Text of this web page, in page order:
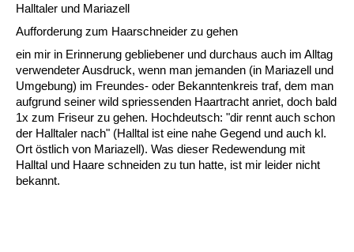
Halltaler und Mariazell
Aufforderung zum Haarschneider zu gehen
ein mir in Erinnerung gebliebener und durchaus auch im Alltag
verwendeter Ausdruck, wenn man jemanden (in Mariazell und
Umgebung) im Freundes- oder Bekanntenkreis traf, dem man
aufgrund seiner wild spriessenden Haartracht anriet, doch bald
1x zum Friseur zu gehen. Hochdeutsch: "dir rennt auch schon
der Halltaler nach" (Halltal ist eine nahe Gegend und auch kl.
Ort östlich von Mariazell). Was dieser Redewendung mit
Halltal und Haare schneiden zu tun hatte, ist mir leider nicht
bekannt.